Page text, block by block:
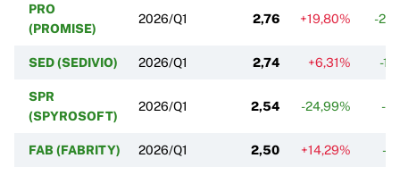
PRO
(PROMISE)
2026/Q1 2,76 +19,80% -
SED (SEDIVIO) 2026/Q1 2,74 +6,31% -
SPR
(SPYROSOFT)
2026/Q1 2,54 -24,99% -
FAB (FABRITY) 2026/Q1 2,50 +14,29% -